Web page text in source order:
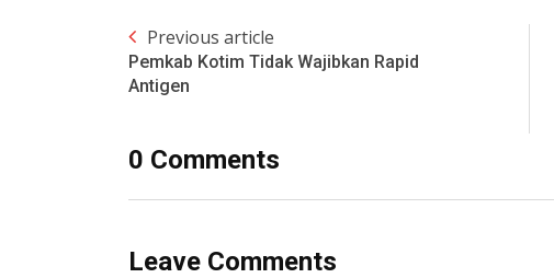
Previous article
Pemkab Kotim Tidak Wajibkan Rapid
Antigen
0 Comments
Leave Comments